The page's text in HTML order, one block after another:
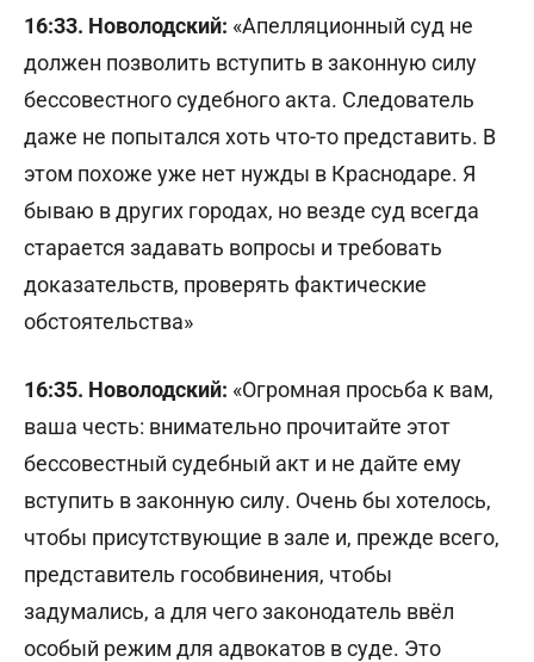
16:33. Новолодский: «Апелляционный суд не
должен позволить вступить в законную силу
бессовестного судебного акта. Следователь
даже не попытался хоть что-то представить. В
этом похоже уже нет нужды в Краснодаре. Я
бываю в других городах, но везде суд всегда
старается задавать вопросы и требовать
доказательств, проверять фактические
обстоятельства»
16:35. Новолодский: «Огромная просьба к вам,
ваша честь: внимательно прочитайте этот
бессовестный судебный акт и не дайте ему
вступить в законную силу. Очень бы хотелось,
чтобы присутствующие в зале и, прежде всего,
представитель гособвинения, чтобы
задумались, а для чего законодатель ввёл
особый режим для адвокатов в суде. Это